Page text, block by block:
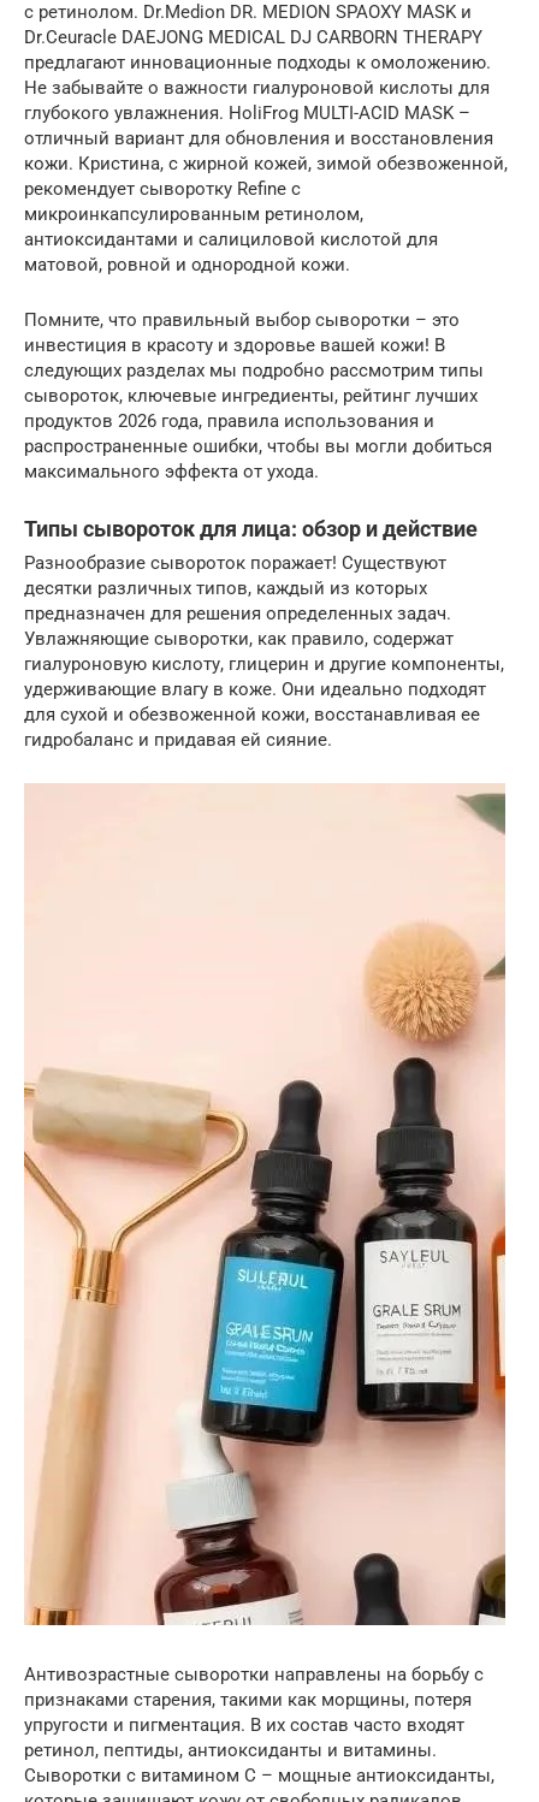
с ретинолом. Dr.Medion DR. MEDION SPAOXY MASK и
Dr.Ceuracle DAEJONG MEDICAL DJ CARBORN THERAPY
предлагают инновационные подходы к омоложению.
Не забывайте о важности гиалуроновой кислоты для
глубокого увлажнения. HoliFrog MULTI-ACID MASK –
отличный вариант для обновления и восстановления
кожи. Кристина, с жирной кожей, зимой обезвоженной,
рекомендует сыворотку Refine с
микроинкапсулированным ретинолом,
антиоксидантами и салициловой кислотой для
матовой, ровной и однородной кожи.
Помните, что правильный выбор сыворотки – это
инвестиция в красоту и здоровье вашей кожи! В
следующих разделах мы подробно рассмотрим типы
сывороток, ключевые ингредиенты, рейтинг лучших
продуктов 2026 года, правила использования и
распространенные ошибки, чтобы вы могли добиться
максимального эффекта от ухода.
Типы сывороток для лица: обзор и действие
Разнообразие сывороток поражает! Существуют
десятки различных типов, каждый из которых
предназначен для решения определенных задач.
Увлажняющие сыворотки, как правило, содержат
гиалуроновую кислоту, глицерин и другие компоненты,
удерживающие влагу в коже. Они идеально подходят
для сухой и обезвоженной кожи, восстанавливая ее
гидробаланс и придавая ей сияние.
Антивозрастные сыворотки направлены на борьбу с
признаками старения, такими как морщины, потеря
упругости и пигментация. В их состав часто входят
ретинол, пептиды, антиоксиданты и витамины.
Сыворотки с витамином C – мощные антиоксиданты,